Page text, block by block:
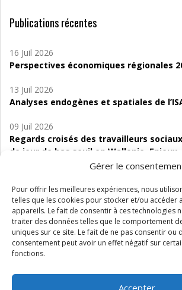
Gérer le
Pour offrir les meilleures expériences, nous
telles que les cookies pour stocker et/ou accéder
appareils. Le fait de consentir à ces technologies
traiter des données telles que le comportement
uniques sur ce site. Le fait de ne pas consentir ou
consentement peut avoir un effet négatif sur
fonctions.
Accepter
Publications récentes
16 Juil 2026
Perspectives économiques régionales
13 Juil 2026
Analyses endogènes et spatiales de
09 Juil 2026
Regards croisés des travailleurs
de jour de bas seuil en Wallonie.
06 Juil 2026
Étude d’évaluabilité des Structures
d’accompagnement à l’autocréation
01 Juil 2026
Pénurie du personnel infirmier :quels
Wallonie ?